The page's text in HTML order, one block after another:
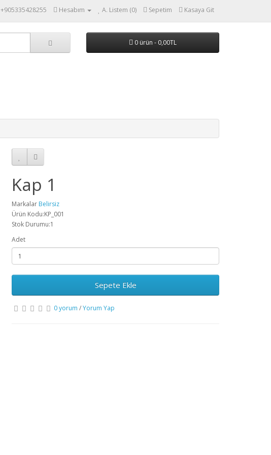
+905335428255 Hesabım A. Listem (0) Sepetim Kasaya Git
0 ürün - 0,00TL
Kap 1
Markalar Belirsiz
Ürün Kodu:KP_001
Stok Durumu:1
Adet
Sepete Ekle
0 yorum /Yorum Yap